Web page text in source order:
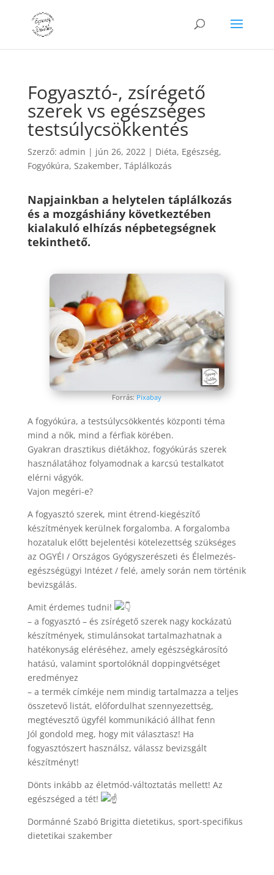
Fogyasztó-, zsírégető
szerek vs egészséges
testsúlycsökkentés
Szerző: admin | jún 26, 2022| Diéta, Egészség,
Fogyókúra, Szakember, Táplálkozás
Napjainkban a helytelen táplálkozás
és a mozgáshiány következtében
kialakuló elhízás népbetegségnek
tekinthető.
Forrás:Pixabay
A fogyókúra, a testsúlycsökkentés központi téma
mind a nők, mind a férfiak körében.
Gyakran drasztikus diétákhoz, fogyókúrás szerek
használatához folyamodnak a karcsú testalkatot
elérni vágyók.
Vajon megéri-e?
A fogyasztó szerek, mint étrend-kiegészítő
készítmények kerülnek forgalomba. A forgalomba
hozataluk előtt bejelentési kötelezettség szükséges
az OGYÉI / Országos Gyógyszerészeti és Élelmezés-
egészségügyi Intézet / felé, amely során nem történik
bevizsgálás.
Amit érdemes tudni!
– a fogyasztó – és zsírégető szerek nagy kockázatú
készítmények, stimulánsokat tartalmazhatnak a
hatékonyság eléréséhez, amely egészségkárosító
hatású, valamint sportolóknál doppingvétséget
eredményez
– a termék címkéje nem mindig tartalmazza a teljes
összetevő listát, előfordulhat szennyezettség,
megtévesztő ügyfél kommunikáció állhat fenn
Jól gondold meg, hogy mit választasz! Ha
fogyasztószert használsz, válassz bevizsgált
készítményt!
Dönts inkább az életmód-változtatás mellett! Az
egészséged a tét!
Dormánné Szabó Brigitta dietetikus, sport-specifikus
dietetikai szakember